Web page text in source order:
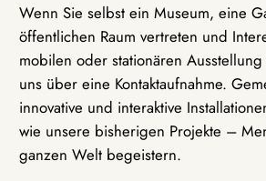
Wenn Sie selbst ein Museum, eine
öffentlichen Raum vertreten und
mobilen oder stationären
uns über eine Kontaktaufnahme.
innovative und interaktive
wie unsere bisherigen Projekte –
ganzen Welt begeistern.